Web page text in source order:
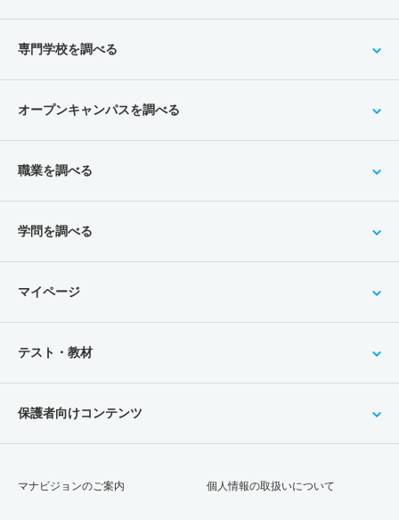
専門学校を調べる
オープンキャンパスを調べる
職業を調べる
学問を調べる
マイページ
テスト・教材
保護者向けコンテンツ
マナビジョンのご案内 個人情報の取扱いについて